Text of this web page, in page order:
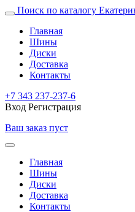
Поиск по каталогу
Главная
Шины
Диски
Доставка
Контакты
+7 343 237-237-6
Вход Регистрация
Ваш заказ пуст
Главная
Шины
Диски
Доставка
Контакты